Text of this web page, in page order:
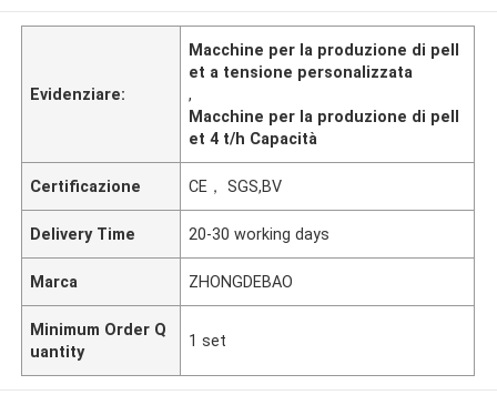
Evidenziare:
Macchine per la produzione di pell
et a tensione personalizzata
,
Macchine per la produzione di pell
et 4 t/h Capacità
Certificazione CE， SGS,BV
Delivery Time 20-30 working days
Marca ZHONGDEBAO
Minimum Order Q
uantity
1 set